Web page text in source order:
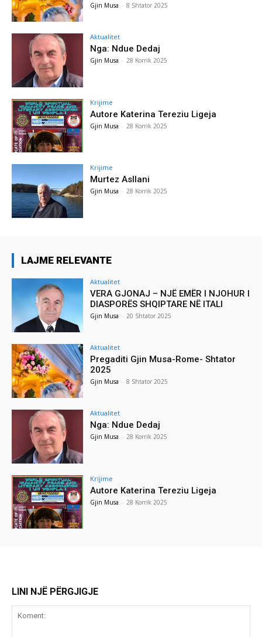
Gjin Musa - 8 Shtator 2025
Aktualitet
Nga: Ndue Dedaj
Gjin Musa - 28 Korrik 2025
Krijime
Autore Katerina Tereziu Ligeja
Gjin Musa - 28 Korrik 2025
Krijime
Murtez Asllani
Gjin Musa - 28 Korrik 2025
LAJME RELEVANTE
Aktualitet
VERA GJONAJ – NJË EMËR I NJOHUR I
DIASPORËS SHQIPTARE NË ITALI
Gjin Musa - 20 Shtator 2025
Aktualitet
Pregaditi Gjin Musa-Rome- Shtator
2025
Gjin Musa - 8 Shtator 2025
Aktualitet
Nga: Ndue Dedaj
Gjin Musa - 28 Korrik 2025
Krijime
Autore Katerina Tereziu Ligeja
Gjin Musa - 28 Korrik 2025
LINI NJË PËRGJIGJE